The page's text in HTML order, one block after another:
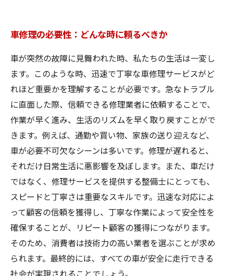
車修理の必要性：どんな時に頼るべきか
車が突然の故障に見舞われた時、私たちの生活は一変し
ます。このような時、迅速で丁寧な車修理サービスがど
れほど重要かを理解することが必要です。急なトラブル
に直面した際、信頼できる修理業者に依頼することで、
作業が早く進み、生活のリズムを早く取り戻すことがで
きます。例えば、通勤や買い物、家族の送り迎えなど、
車が必要不可欠なシーンは多いです。修理が遅れると、
それだけ日常生活に悪影響を及ぼします。また、車だけ
ではなく、修理サービスを提供する整備士にとっても、
スピードと丁寧さは重要なスキルです。迅速な対応によ
って顧客の信頼を獲得し、丁寧な作業によって安全性を
確保することが、リピート顧客の獲得につながります。
そのため、消費者は技術力の高い業者を選ぶことが求め
られます。最終的には、すべての車が安全に走行できる
社会が実現されることでしょう。